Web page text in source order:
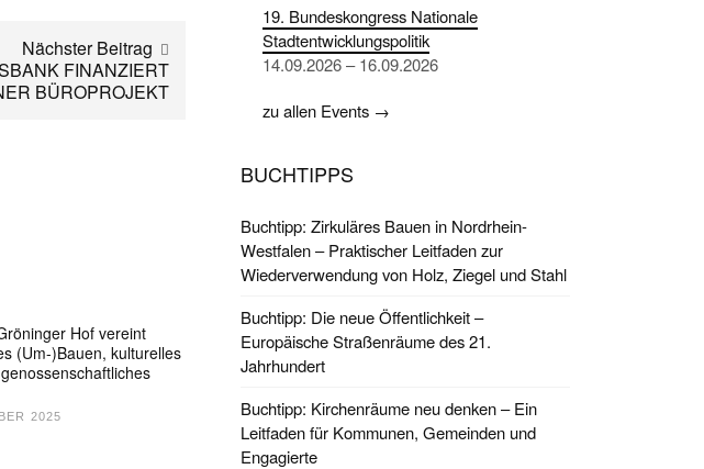
Nächster Beitrag
FINANZIERT
BÜROPROJEKT
Hof vereint
(Um-)Bauen, kulturelles
2025
19. Bundeskongress Nationale
Stadtentwicklungspolitik
14.09.2026 – 16.09.2026
zu allen Events →
BUCHTIPPS
Buchtipp: Zirkuläres Bauen in Nordrhein-
Westfalen – Praktischer Leitfaden zur
Wiederverwendung von Holz, Ziegel und Stahl
Buchtipp: Die neue Öffentlichkeit –
Europäische Straßenräume des 21.
Jahrhundert
Buchtipp: Kirchenräume neu denken – Ein
Leitfaden für Kommunen, Gemeinden und
Engagierte